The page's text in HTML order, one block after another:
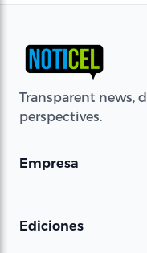
Transparent news,
perspectives.
Empresa
Ediciones